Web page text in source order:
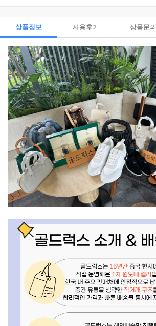
상품정보 사용후기 상품문의